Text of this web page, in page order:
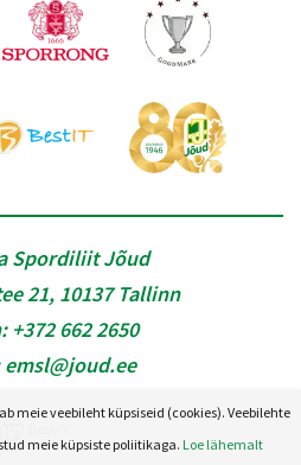
Spordiliit Jõud
21, 10137 Tallinn
+372 662 2650
emsl@joud.ee
meie veebileht küpsiseid (cookies). Veebilehte
meie küpsiste poliitikaga. Loe lähemalt